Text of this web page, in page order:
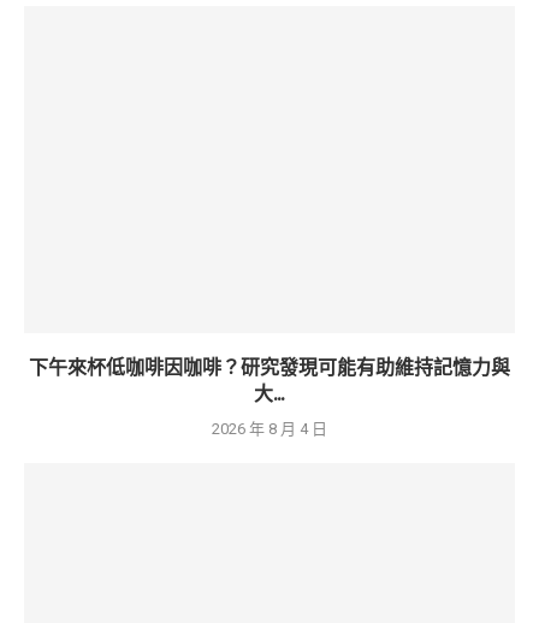
下午來杯低咖啡因咖啡？研究發現可能有助維持記憶力與
大...
2026 年 8 月 4 日